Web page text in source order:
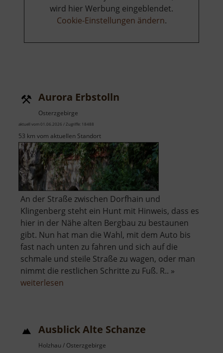
wird hier Werbung eingeblendet.
Cookie-Einstellungen ändern.
Aurora Erbstolln
Osterzgebirge
aktuell vom 01.06.2026 / Zugriffe: 18488
53 km vom aktuellen Standort
An der Straße zwischen Dorfhain und
Klingenberg steht ein Hunt mit Hinweis, dass es
hier in der Nähe alten Bergbau zu bestaunen
gibt. Nun hat man die Wahl, mit dem Auto bis
fast nach unten zu fahren und sich auf die
schmale und steile Straße zu wagen, oder man
nimmt die restlichen Schritte zu Fuß. R.. »
weiterlesen
Ausblick Alte Schanze
Holzhau / Osterzgebirge